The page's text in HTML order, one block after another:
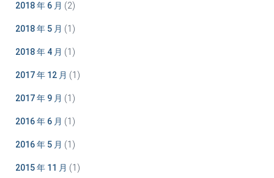
2018 年 6 月 (2)
2018 年 5 月 (1)
2018 年 4 月 (1)
2017 年 12 月 (1)
2017 年 9 月 (1)
2016 年 6 月 (1)
2016 年 5 月 (1)
2015 年 11 月 (1)